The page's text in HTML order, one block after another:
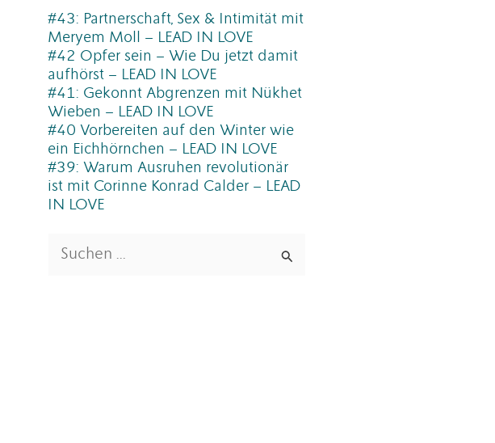
#43: Partnerschaft, Sex & Intimität mit
Meryem Moll – LEAD IN LOVE
#42 Opfer sein – Wie Du jetzt damit
aufhörst – LEAD IN LOVE
#41: Gekonnt Abgrenzen mit Nükhet
Wieben – LEAD IN LOVE
#40 Vorbereiten auf den Winter wie
ein Eichhörnchen – LEAD IN LOVE
#39: Warum Ausruhen revolutionär
ist mit Corinne Konrad Calder – LEAD
IN LOVE
Suchen